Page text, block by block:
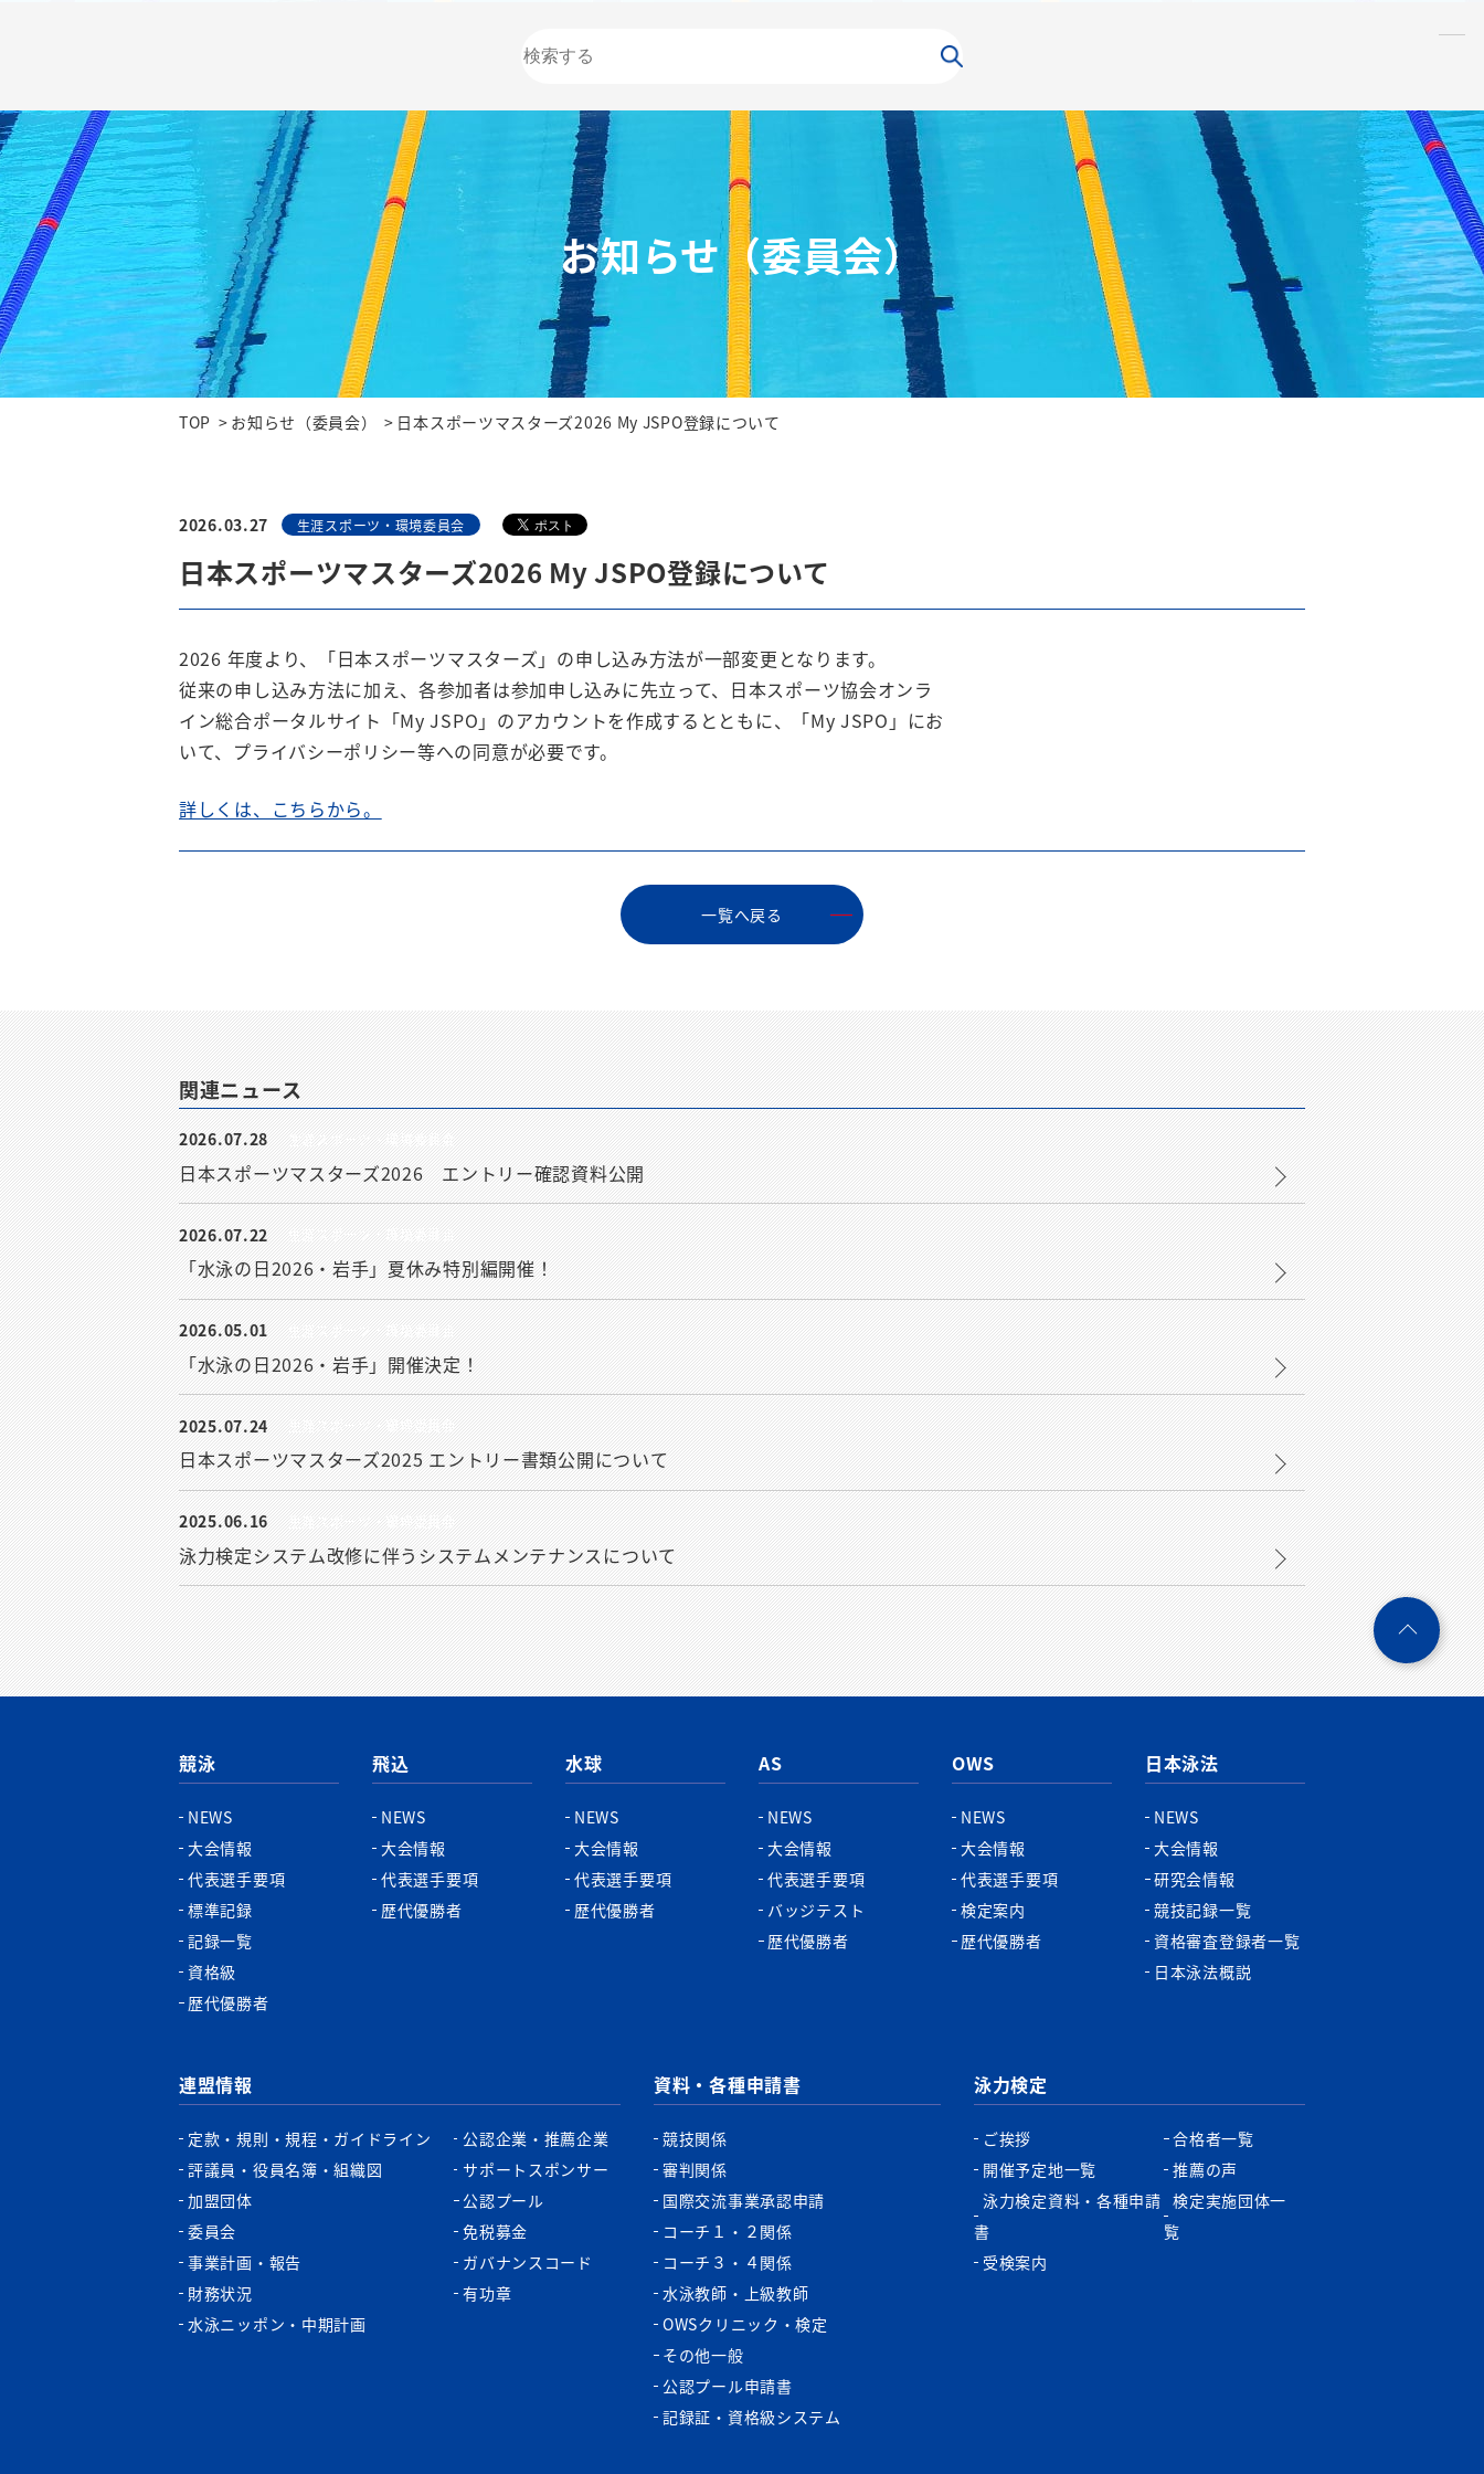
飛込
お知らせ（委員会）
TOP お知らせ（委員会） 日本スポーツマスターズ2026 My JSPO登録について
2026.03.27 生涯スポーツ・環境委員会
日本スポーツマスターズ2026 My JSPO登録について
2026 年度より、「日本スポーツマスターズ」の申し込み方法が一部変更となります。
従来の申し込み方法に加え、各参加者は参加申し込みに先立って、日本スポーツ協会オンラ
イン総合ポータルサイト「My JSPO」のアカウントを作成するとともに、「My JSPO」にお
いて、プライバシーポリシー等への同意が必要です。
詳しくは、こちらから。
⼀覧へ戻る
関連ニュース
2026.07.28 生涯スポーツ・環境委員会
日本スポーツマスターズ2026 エントリー確認資料公開
2026.07.22 生涯スポーツ・環境委員会
「水泳の日2026・岩手」夏休み特別編開催！
2026.05.01 生涯スポーツ・環境委員会
「水泳の日2026・岩手」開催決定！
2025.07.24 生涯スポーツ・環境委員会
日本スポーツマスターズ2025 エントリー書類公開について
2025.06.16 生涯スポーツ・環境委員会
泳力検定システム改修に伴うシステムメンテナンスについて
競泳
NEWS
大会情報
代表選手要項
標準記録
記録一覧
資格級
歴代優勝者
飛込
NEWS
大会情報
代表選手要項
歴代優勝者
水球
NEWS
大会情報
代表選手要項
歴代優勝者
AS
NEWS
大会情報
代表選手要項
バッジテスト
歴代優勝者
OWS
NEWS
大会情報
代表選手要項
検定案内
歴代優勝者
日本泳法
NEWS
大会情報
研究会情報
競技記録一覧
資格審査登録者一覧
日本泳法概説
連盟情報
定款・規則・規程・ガイドライン
評議員・役員名簿・組織図
加盟団体
委員会
事業計画・報告
財務状況
水泳ニッポン・中期計画
公認企業・推薦企業
サポートスポンサー
公認プール
免税募金
ガバナンスコード
有功章
資料・各種申請書
競技関係
審判関係
国際交流事業承認申請
コーチ１・２関係
コーチ３・４関係
水泳教師・上級教師
OWSクリニック・検定
その他一般
公認プール申請書
記録証・資格級システム
泳力検定
ご挨拶
開催予定地一覧
泳力検定資料・各種申請
書
受検案内
合格者一覧
推薦の声
検定実施団体一
覧